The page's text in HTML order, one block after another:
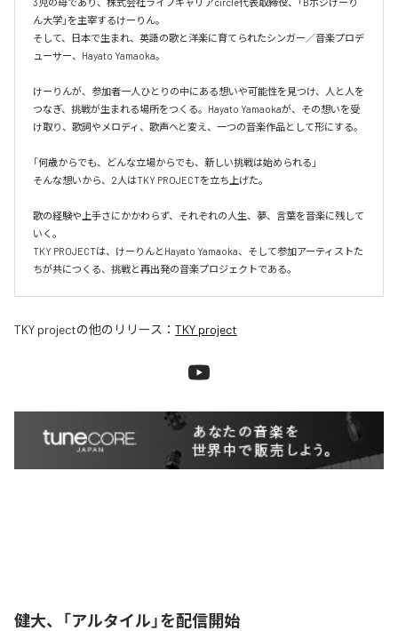
ん大学」を主宰するけーりん。
そして、日本で生まれ、英語の歌と洋楽に育てられたシンガー／音楽プロデ
ューサー、Hayato Yamaoka。
けーりんが、参加者一人ひとりの中にある想いや可能性を見つけ、人と人を
つなぎ、挑戦が生まれる場所をつくる。Hayato Yamaokaが、その想いを受
け取り、歌詞やメロディ、歌声へと変え、一つの音楽作品として形にする。
「何歳からでも、どんな立場からでも、新しい挑戦は始められる」
そんな想いから、2人はTKY PROJECTを立ち上げた。
歌の経験や上手さにかかわらず、それぞれの人生、夢、言葉を音楽に残して
いく。
TKY PROJECTは、けーりんとHayato Yamaoka、そして参加アーティストた
ちが共につくる、挑戦と再出発の音楽プロジェクトである。
TKY projectの他のリリース： TKY project
健大、「アルタイル」を配信開始